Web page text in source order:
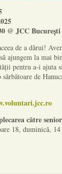
@ JCC București
de a dărui!
ajungem la mai
pentru a-i ajuta
de
către
18, duminică,